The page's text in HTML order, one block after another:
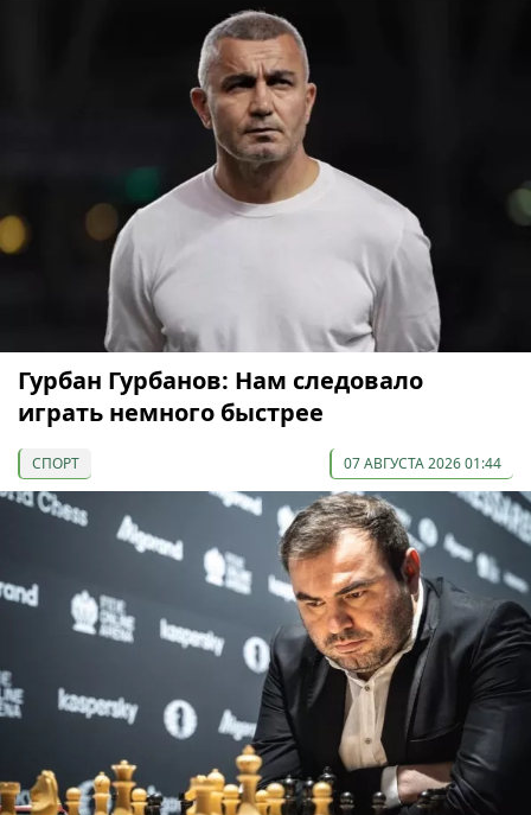
Гурбан Гурбанов: Нам следовало
играть немного быстрее
СПОРТ 07 АВГУСТА 2026 01:44